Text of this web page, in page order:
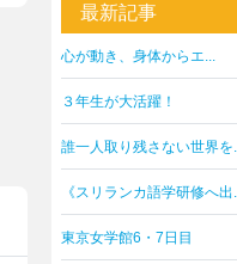
最新記事
心が動き、身体からエ...
３年生が大活躍！
誰一人取り残さない世界を...
《スリランカ語学研修へ出...
東京女学館6・7日目